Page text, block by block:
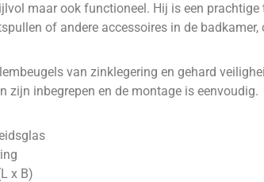
maar ook functioneel. Hij is een
of andere accessoires in de
van zinklegering en gehard
zijn inbegrepen en de montage is eenvoudig.
x B)